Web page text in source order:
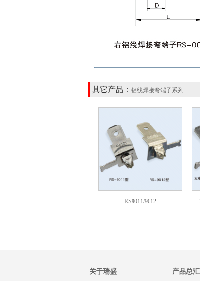
其它产品： 铝线焊接弯端子系列
RS9011/9012
关于瑞盛 产品总汇